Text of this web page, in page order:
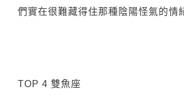
們實在很難藏得住那種陰陽怪氣的情
TOP 4 雙魚座